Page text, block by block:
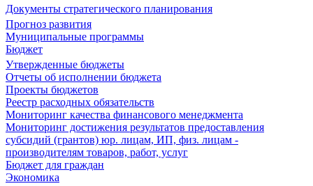
Документы стратегического планирования
Прогноз развития
Муниципальные программы
Бюджет
Утвержденные бюджеты
Отчеты об исполнении бюджета
Проекты бюджетов
Реестр расходных обязательств
Мониторинг качества финансового менеджмента
Мониторинг достижения результатов предоставления
субсидий (грантов) юр. лицам, ИП, физ. лицам -
производителям товаров, работ, услуг
Бюджет для граждан
Экономика